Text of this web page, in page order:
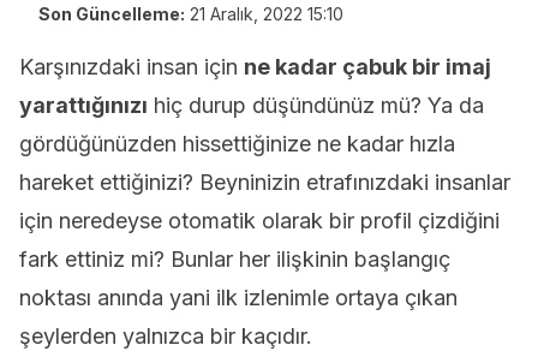
Son Güncelleme: 21 Aralık, 2022 15:10
Karşınızdaki insan için ne kadar çabuk bir imaj
yarattığınızı hiç durup düşündünüz mü? Ya da
gördüğünüzden hissettiğinize ne kadar hızla
hareket ettiğinizi? Beyninizin etrafınızdaki insanlar
için neredeyse otomatik olarak bir profil çizdiğini
fark ettiniz mi? Bunlar her ilişkinin başlangıç
noktası anında yani ilk izlenimle ortaya çıkan
şeylerden yalnızca bir kaçıdır.